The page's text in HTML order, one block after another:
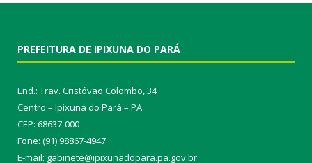
PREFEITURA DE IPIXUNA DO PARÁ
End.: Trav. Cristóvão Colombo, 34
Centro – Ipixuna do Pará – PA
CEP: 68637-000
Fone: (91) 98867-4947
E-mail: gabinete@ipixunadopara.pa.gov.br